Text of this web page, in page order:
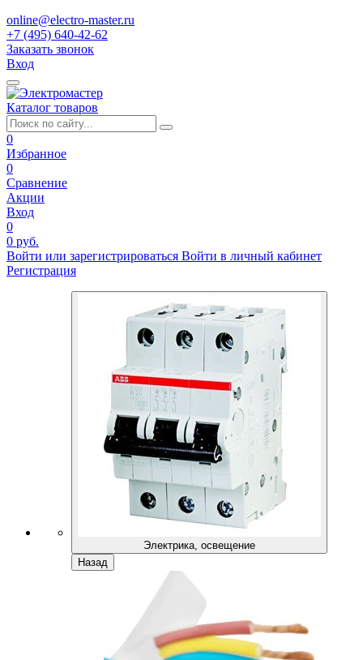
online@electro-master.ru
+7 (495) 640-42-62
Заказать звонок
Вход
Каталог товаров
0
Избранное
0
Сравнение
Акции
Вход
0
0 руб.
Войти или зарегистрироваться Войти в личный кабинет
Регистрация
Электрика, освещение
Назад